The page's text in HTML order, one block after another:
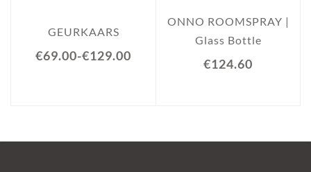
GEURKAARS
€69.00-€129.00
ONNO ROOMSPRAY |
Glass Bottle
€124.60